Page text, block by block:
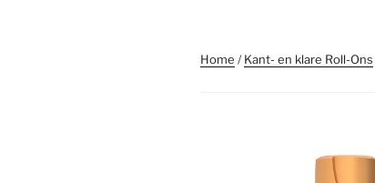
Home /Kant- en klare Roll-Ons